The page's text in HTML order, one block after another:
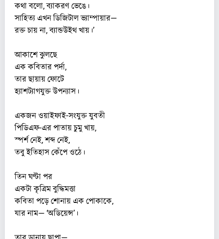
কথা বলো, ব্যাকরণ ভেঙে।
সাহিত্য এখন ডিজিটাল ভ্যাম্পায়ার—
রক্ত চায় না, ব্যান্ডউইথ খায়।’
আকাশে ঝুলছে
এক কবিতার পর্দা,
তার ছায়ায় ফোটে
হ্যাশট্যাগযুক্ত উপন্যাস।
একজন ওয়াইফাই-সংযুক্ত যুবতী
পিডিএফ-এর পাতায় চুমু খায়,
স্পর্শ নেই, শব্দ নেই,
তবু ইতিহাস কেঁপে ওঠে।
তিন ঘণ্টা পর
একটা কৃত্রিম বুদ্ধিমত্তা
কবিতা পড়ে শোনায় এক পোকাকে,
যার নাম— ‘অডিয়েন্স’।